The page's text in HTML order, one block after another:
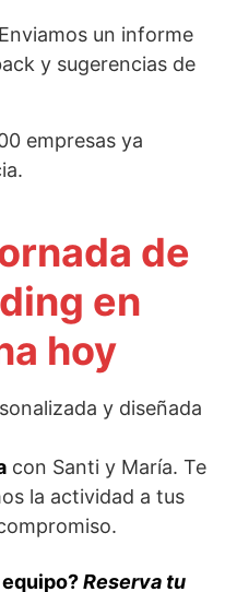
un informe
y sugerencias de
empresas ya
de
en
hoy
y diseñada
con Santi y María. Te
la actividad a tus
Reserva tu